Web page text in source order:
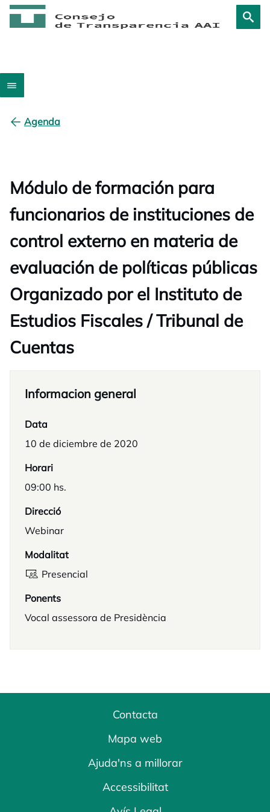
Agenda
Módulo de formación para
funcionarios de instituciones de
control externo en materia de
evaluación de políticas públicas
Organizado por el Instituto de
Estudios Fiscales / Tribunal de
Cuentas
Informacion general
Data
10 de diciembre de 2020
Horari
09:00 hs.
Direcció
Webinar
Modalitat
Presencial
Ponents
Vocal assessora de Presidència
Contacta
Mapa web
Ajuda'ns a millorar
Accessibilitat